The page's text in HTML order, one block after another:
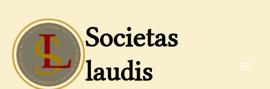
contenu
Societas
laudis